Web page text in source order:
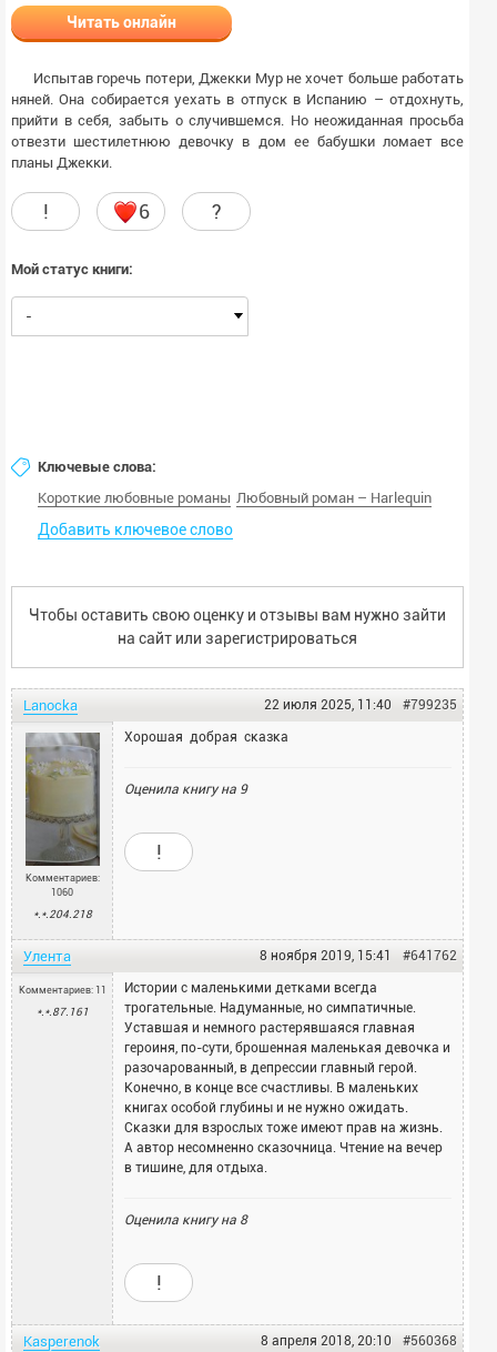
Читать онлайн
Испытав горечь потери, Джекки Мур не хочет больше работать
няней. Она собирается уехать в отпуск в Испанию – отдохнуть,
прийти в себя, забыть о случившемся. Но неожиданная просьба
отвезти шестилетнюю девочку в дом ее бабушки ломает все
планы Джекки.
! 6 ?
Мой статус книги:
-
Ключевые слова:
Короткие любовные романы Любовный роман – Harlequin
Добавить ключевое слово
Чтобы оставить свою оценку и отзывы вам нужно зайти
на сайт или зарегистрироваться
Lanocka #799235
22 июля 2025, 11:40
Комментариев:
1060
*.*.204.218
Хорошая добрая сказка
Оценила книгу на 9
!
Улента #641762
8 ноября 2019, 15:41
Комментариев: 11
*.*.87.161
Истории с маленькими детками всегда
трогательные. Надуманные, но симпатичные.
Уставшая и немного растерявшаяся главная
героиня, по-сути, брошенная маленькая девочка и
разочарованный, в депрессии главный герой.
Конечно, в конце все счастливы. В маленьких
книгах особой глубины и не нужно ожидать.
Сказки для взрослых тоже имеют прав на жизнь.
А автор несомненно сказочница. Чтение на вечер
в тишине, для отдыха.
Оценила книгу на 8
!
Kasperenok #560368
8 апреля 2018, 20:10